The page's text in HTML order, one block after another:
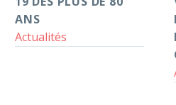
ANS
Actualités